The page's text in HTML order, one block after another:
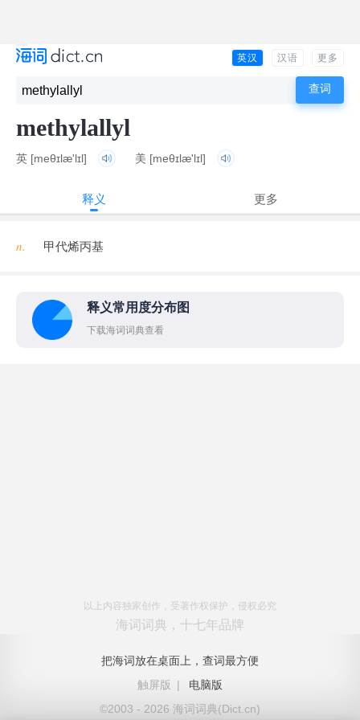
英汉 汉语 更多
methylallyl
英 [meθɪlæ'lɪl] 美 [meθɪlæ'lɪl]
释义 更多
n. 甲代烯丙基
释义常用度分布图
下载海词词典查看
以上内容独家创作，受著作权保护，侵权必究
海词词典，十七年品牌
把海词放在桌面上，查词最方便
触屏版
|
电脑版
©2003 - 2026 海词词典(Dict.cn)